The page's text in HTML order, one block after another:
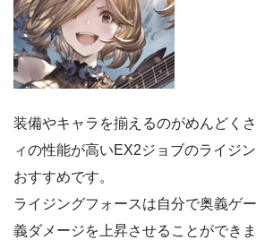
装備やキャラを揃えるのがめんどく
ィの性能が高いEX2ジョブのライジ
おすすめです。
ライジングフォースは自分で奥義ゲ
義ダメージを上昇させることができま